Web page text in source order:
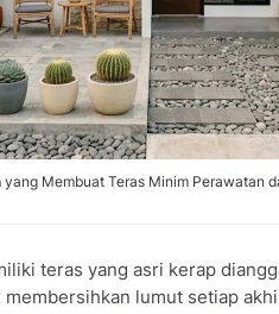
Membuat Teras Minim Perawatan
teras yang asri kerap
lumut setiap